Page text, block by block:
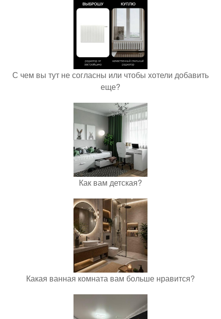
С чем вы тут не согласны или чтобы хотели добавить
еще?
Как вам детская?
Какая ванная комната вам больше нравится?